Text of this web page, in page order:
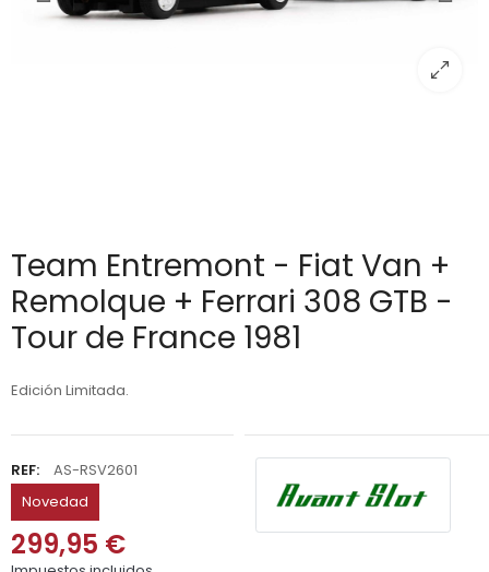
Team Entremont - Fiat Van +
Remolque + Ferrari 308 GTB -
Tour de France 1981
Edición Limitada.
REF:
AS-RSV2601
Novedad
299,95 €